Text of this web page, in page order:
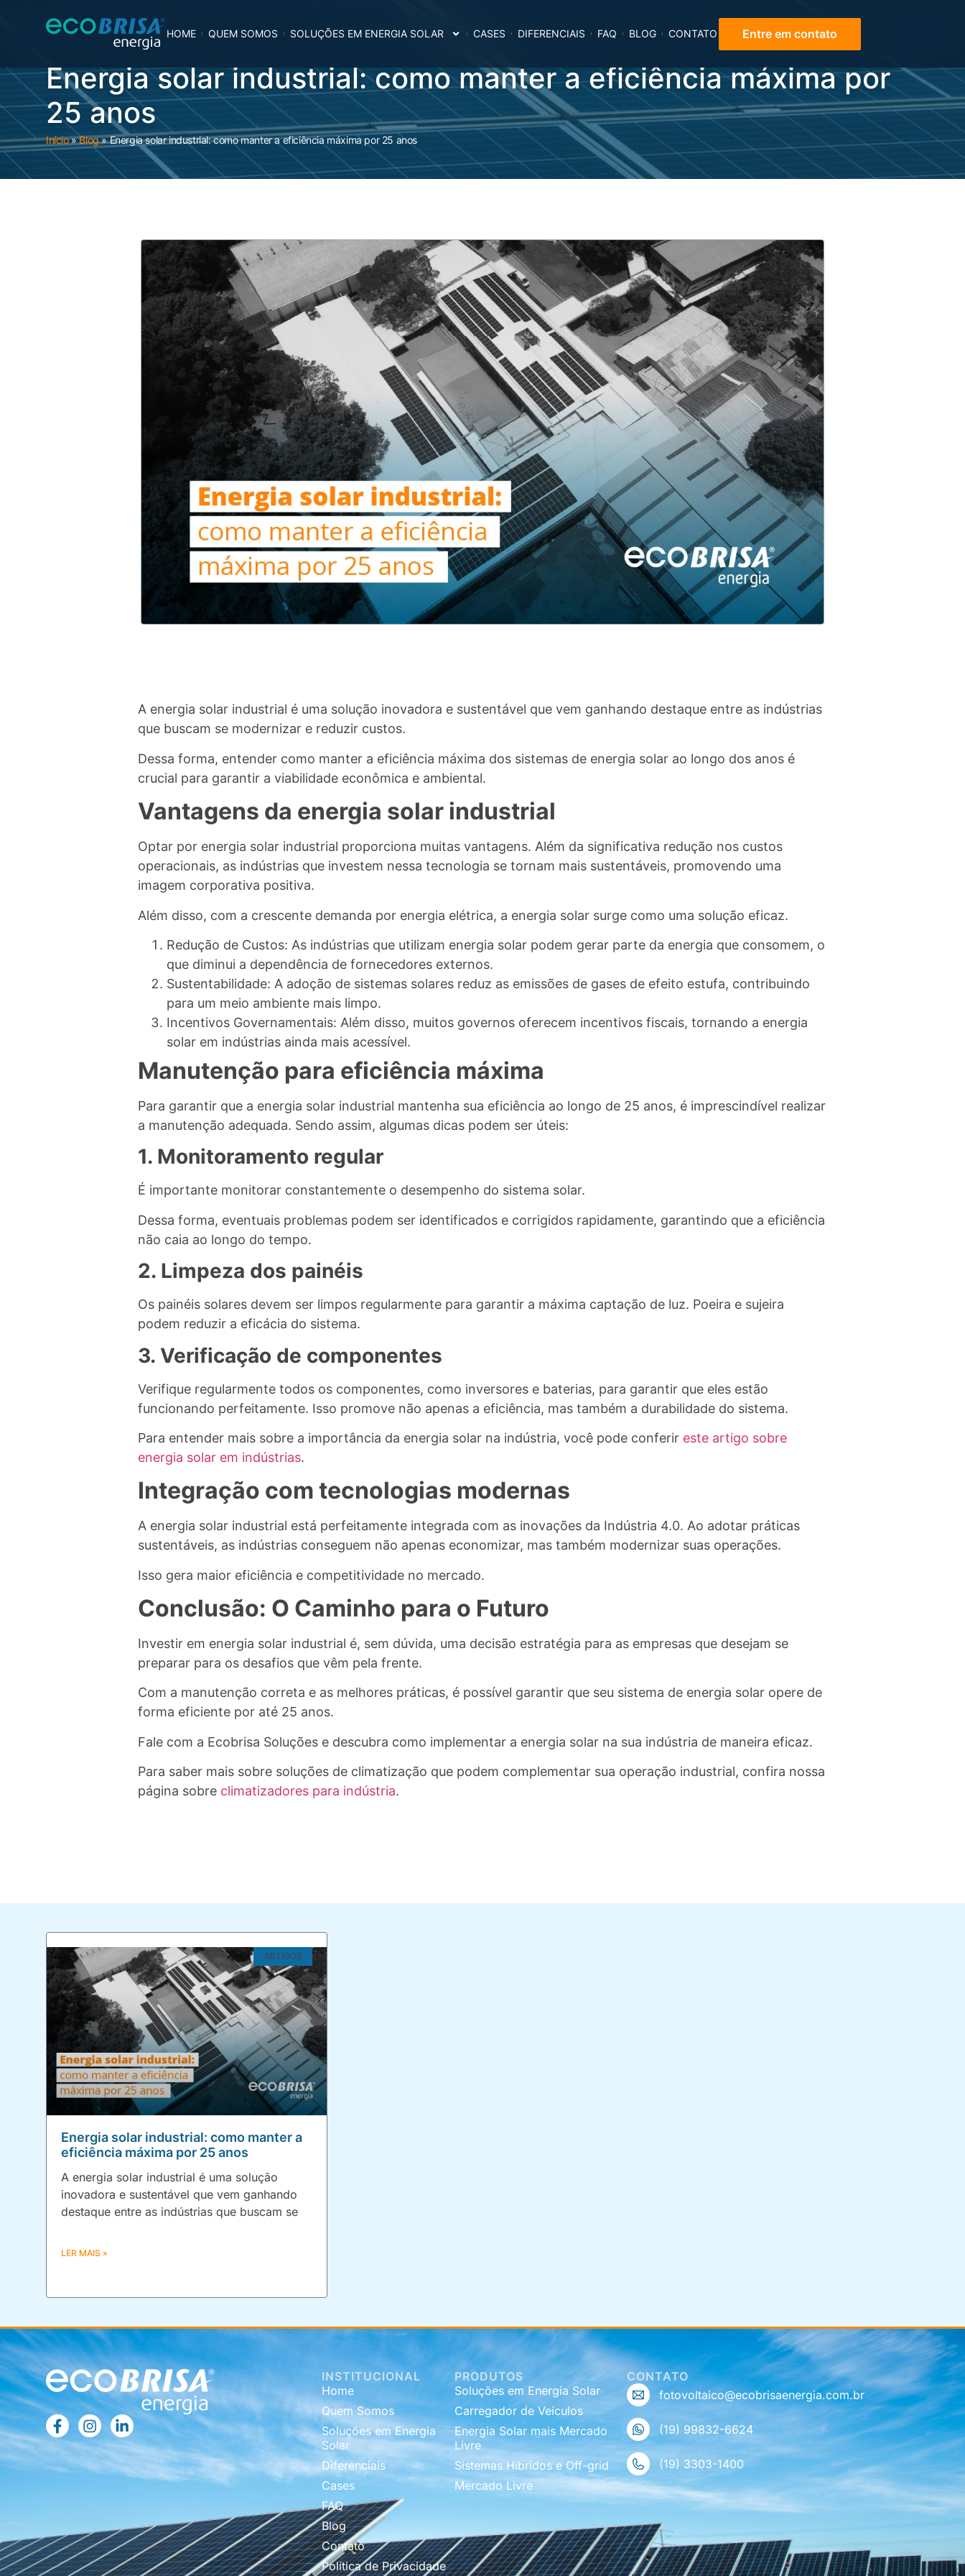
HOME QUEM SOMOS SOLUÇÕES EM ENERGIA SOLAR CASES DIFERENCIAIS FAQ BLOG CONTATO Entre em contato
Energia solar industrial: como manter a eficiência máxima por
25 anos
Início»Blog»Energia solar industrial: como manter a eficiência máxima por 25 anos
A energia solar industrial é uma solução inovadora e sustentável que vem ganhando destaque entre as indústrias
que buscam se modernizar e reduzir custos.
Dessa forma, entender como manter a eficiência máxima dos sistemas de energia solar ao longo dos anos é
crucial para garantir a viabilidade econômica e ambiental.
Vantagens da energia solar industrial
Optar por energia solar industrial proporciona muitas vantagens. Além da significativa redução nos custos
operacionais, as indústrias que investem nessa tecnologia se tornam mais sustentáveis, promovendo uma
imagem corporativa positiva.
Além disso, com a crescente demanda por energia elétrica, a energia solar surge como uma solução eficaz.
Redução de Custos: As indústrias que utilizam energia solar podem gerar parte da energia que consomem, o
que diminui a dependência de fornecedores externos.
Sustentabilidade: A adoção de sistemas solares reduz as emissões de gases de efeito estufa, contribuindo
para um meio ambiente mais limpo.
Incentivos Governamentais: Além disso, muitos governos oferecem incentivos fiscais, tornando a energia
solar em indústrias ainda mais acessível.
Manutenção para eficiência máxima
Para garantir que a energia solar industrial mantenha sua eficiência ao longo de 25 anos, é imprescindível realizar
a manutenção adequada. Sendo assim, algumas dicas podem ser úteis:
1. Monitoramento regular
É importante monitorar constantemente o desempenho do sistema solar.
Dessa forma, eventuais problemas podem ser identificados e corrigidos rapidamente, garantindo que a eficiência
não caia ao longo do tempo.
2. Limpeza dos painéis
Os painéis solares devem ser limpos regularmente para garantir a máxima captação de luz. Poeira e sujeira
podem reduzir a eficácia do sistema.
3. Verificação de componentes
Verifique regularmente todos os componentes, como inversores e baterias, para garantir que eles estão
funcionando perfeitamente. Isso promove não apenas a eficiência, mas também a durabilidade do sistema.
Para entender mais sobre a importância da energia solar na indústria, você pode conferir este artigo sobre
energia solar em indústrias.
Integração com tecnologias modernas
A energia solar industrial está perfeitamente integrada com as inovações da Indústria 4.0. Ao adotar práticas
sustentáveis, as indústrias conseguem não apenas economizar, mas também modernizar suas operações.
Isso gera maior eficiência e competitividade no mercado.
Conclusão: O Caminho para o Futuro
Investir em energia solar industrial é, sem dúvida, uma decisão estratégia para as empresas que desejam se
preparar para os desafios que vêm pela frente.
Com a manutenção correta e as melhores práticas, é possível garantir que seu sistema de energia solar opere de
forma eficiente por até 25 anos.
Fale com a Ecobrisa Soluções e descubra como implementar a energia solar na sua indústria de maneira eficaz.
Para saber mais sobre soluções de climatização que podem complementar sua operação industrial, confira nossa
página sobre climatizadores para indústria.
ARTIGOS
Energia solar industrial: como manter a
eficiência máxima por 25 anos
A energia solar industrial é uma solução
inovadora e sustentável que vem ganhando
destaque entre as indústrias que buscam se
LER MAIS »
INSTITUCIONAL
Home
Quem Somos
Soluções em Energia
Solar
Diferenciais
Cases
FAQ
Blog
Contato
Política de Privacidade
PRODUTOS
Soluções em Energia Solar
Carregador de Veículos
Energia Solar mais Mercado
Livre
Sistemas Híbridos e Off-grid
Mercado Livre
CONTATO
fotovoltaico@ecobrisaenergia.com.br
(19) 99832-6624
(19) 3303-1400